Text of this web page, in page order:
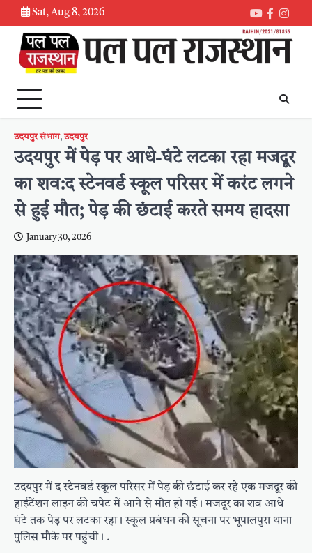
Skip
to
content
Sat, Aug 8, 2026
Youtube
उदयपुर संभाग, उदयपुर
उदयपुर में पेड़ पर आधे-घंटे लटका रहा मजदूर
का शव:द स्टेनवर्ड स्कूल परिसर में करंट लगने
से हुई मौत; पेड़ की छंटाई करते समय हादसा
January 30, 2026
उदयपुर में द स्टेनवर्ड स्कूल परिसर में पेड़ की छंटाई कर रहे एक मजदूर की
हाईटेंशन लाइन की चपेट में आने से मौत हो गई। मजदूर का शव आधे
घंटे तक पेड़ पर लटका रहा। स्कूल प्रबंधन की सूचना पर भूपालपुरा थाना
पुलिस मौके पर पहुंची। .